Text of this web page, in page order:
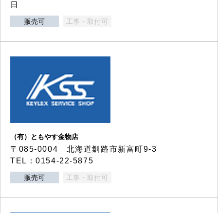
日
販売可 工事・取付可
（有）ともやす金物店
〒085-0004 北海道釧路市新富町9-3
TEL：0154-22-5875
販売可 工事・取付可